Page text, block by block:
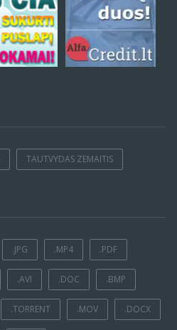
TAUTVYDAS ZEMAITIS
.JPG .MP4 .PDF
.AVI .DOC .BMP
.TORRENT .MOV .DOCX